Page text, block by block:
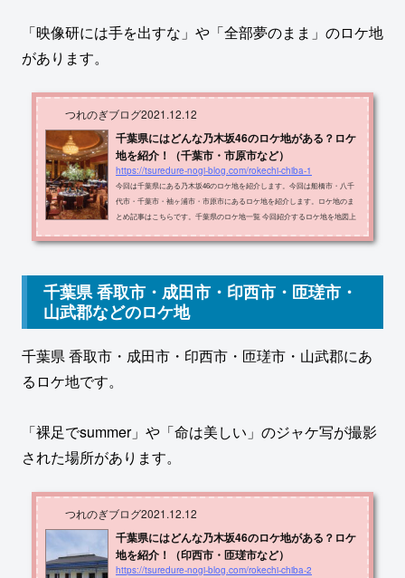
「映像研には手を出すな」や「全部夢のまま」のロケ地
があります。
つれのぎブログ2021.12.12
千葉県にはどんな乃木坂46のロケ地がある？ロケ
地を紹介！（千葉市・市原市など）
https://tsuredure-nogi-blog.com/rokechi-chiba-1
今回は千葉県にある乃木坂46のロケ地を紹介します。今回は船橋市・八千
代市・千葉市・袖ヶ浦市・市原市にあるロケ地を紹介します。ロケ地のま
とめ記事はこちらです。千葉県のロケ地一覧 今回紹介するロケ地を地図上
典メディアをまとめたものが以下の表です。ロケ地住所メディアホテル
高浜北住宅千葉市美浜区高浜４丁目１０−２７扇風機MV千葉公園千葉市中
央区弁天３丁目１−１ハルジオンが咲く...
千葉県 香取市・成田市・印西市・匝瑳市・
山武郡などのロケ地
千葉県 香取市・成田市・印西市・匝瑳市・山武郡にあ
るロケ地です。
「裸足でsummer」や「命は美しい」のジャケ写が撮影
された場所があります。
つれのぎブログ2021.12.12
千葉県にはどんな乃木坂46のロケ地がある？ロケ
地を紹介！（印西市・匝瑳市など）
https://tsuredure-nogi-blog.com/rokechi-chiba-2